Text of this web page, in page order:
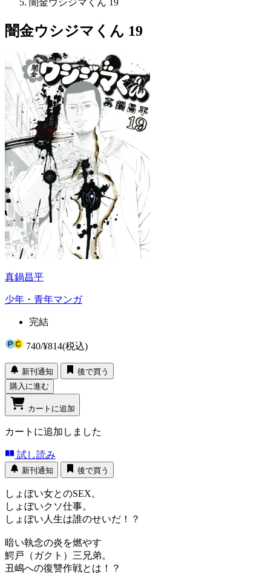
闇金ウシジマくん 19
闇金ウシジマくん 19
真鍋昌平
少年・青年マンガ
完結
740/¥814(税込)
新刊通知
後で買う
購入に進む
カートに追加
カートに追加しました
試し読み
新刊通知 後で買う
しょぼい女とのSEX。
しょぼいクソ仕事。
しょぼい人生は誰のせいだ！？
暗い執念の炎を燃やす
鰐戸（ガクト）三兄弟。
丑嶋への復讐作戦とは！？